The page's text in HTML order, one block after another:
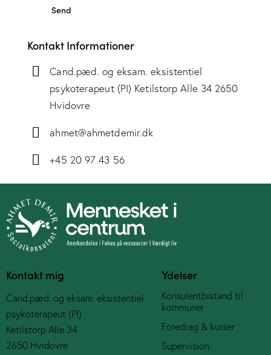
Kontakt Informationer
Cand.pæd. og eksam. eksistentiel
psykoterapeut (PI) Ketilstorp Alle 34 2650
Hvidovre
ahmet@ahmetdemir.dk
+45 20 97 43 56
Kontakt mig
Cand.pæd. og eksam. eksistentiel
psykoterapeut (PI)
Ketilstorp Alle 34
2650 Hvidovre
Ydelser
Konsulentbistand til
kommuner
Foredrag & kurser
Supervision